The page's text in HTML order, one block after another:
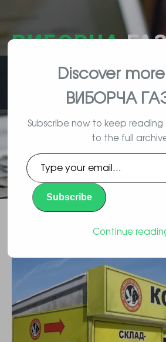
ВИБОРЧА
влада,
Тепер за вчинення
українців будуть
відбирати майно
Discover
ВИБОРЧА
Subscribe now to keep
to the full
Type
your
email…
Subscribe
Continue